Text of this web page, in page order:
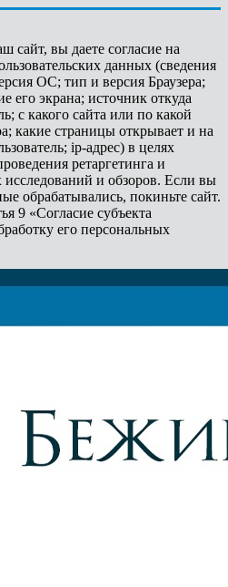
сайт, вы даете согласие на
данных (сведения
ОС; тип и версия Браузера;
его экрана; источник откуда
с какого сайта или по какой
какие страницы открывает и на
ip-адрес) в целях
ретаргетинга и
исследований и обзоров. Если вы
обрабатывались, покиньте сайт.
9 «Согласие субъекта
его персональных